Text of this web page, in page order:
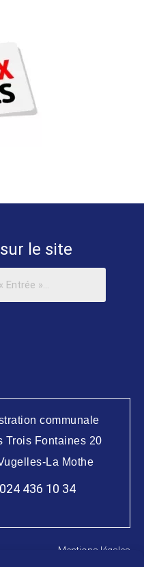
le site
communale
Trois Fontaines 20
La Mothe
436 10 34
Mentions légales